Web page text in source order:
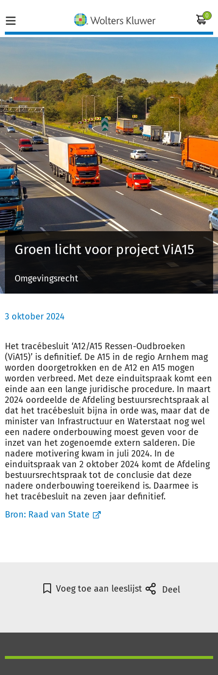
0
Vakgebieden
Actueel
Producten
Opleidingen
Juridisch advies
Inloggen op de kennisbank
Inloggen
Registreren
Groen licht voor project ViA15
Omgevingsrecht
3 oktober 2024
Het tracébesluit ‘A12/A15 Ressen-Oudbroeken
(ViA15)’ is definitief. De A15 in de regio Arnhem mag
worden doorgetrokken en de A12 en A15 mogen
worden verbreed. Met deze einduitspraak komt een
einde aan een lange juridische procedure. In maart
2024 oordeelde de Afdeling bestuursrechtspraak al
dat het tracébesluit bijna in orde was, maar dat de
minister van Infrastructuur en Waterstaat nog wel
een nadere onderbouwing moest geven voor de
inzet van het zogenoemde extern salderen. Die
nadere motivering kwam in juli 2024. In de
einduitspraak van 2 oktober 2024 komt de Afdeling
bestuursrechtspraak tot de conclusie dat deze
nadere onderbouwing toereikend is. Daarmee is
het tracébesluit na zeven jaar definitief.
Bron: Raad van State
Voeg toe aan leeslijst Deel